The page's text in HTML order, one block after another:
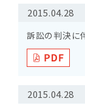
2015.04.28
訴訟の判決に
2015.04.28